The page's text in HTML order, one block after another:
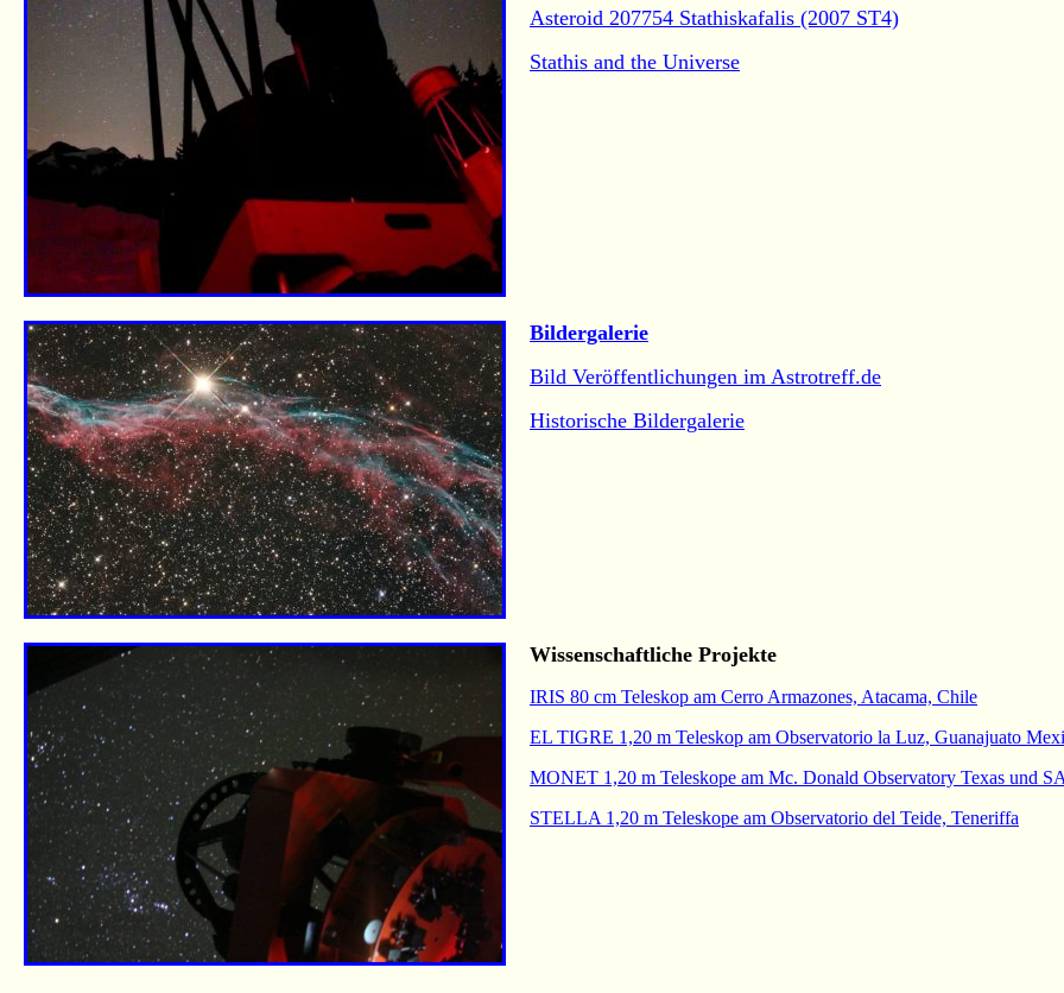
Asteroid 207754 Stathiskafalis (2007 ST4)
Stathis and the Universe
Bildergalerie
Bild Veröffentlichungen im Astrotreff.de
Historische Bildergalerie
Wissenschaftliche Projekte
IRIS 80 cm Teleskop am Cerro Armazones, Atacama, Chile
EL TIGRE 1,20 m Teleskop am Observatorio la Luz, Guanajuato
MONET 1,20 m Teleskope am Mc. Donald Observatory Texas und
STELLA 1,20 m Teleskope am Observatorio del Teide, Teneriffa